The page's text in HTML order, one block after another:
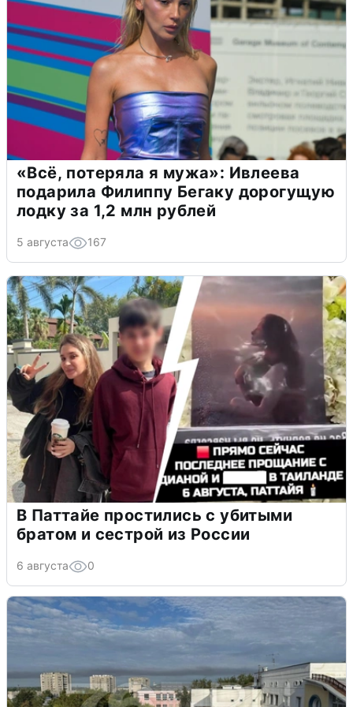
«Всё, потеряла я мужа»: Ивлеева
подарила Филиппу Бегаку дорогущую
лодку за 1,2 млн рублей
5 августа 167
В Паттайе простились с убитыми
братом и сестрой из России
6 августа 0